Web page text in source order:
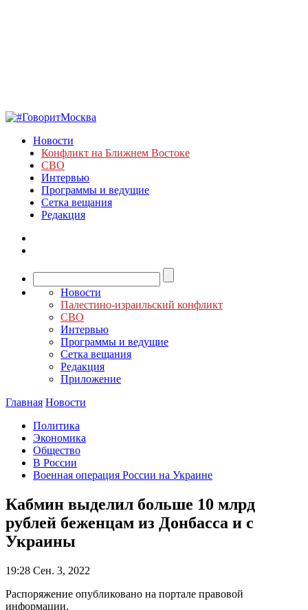
Новости
Конфликт на Ближнем Востоке
СВО
Интервью
Программы и ведущие
Сетка вещания
Редакция
Новости
Палестино-израильский конфликт
СВО
Интервью
Программы и ведущие
Сетка вещания
Редакция
Приложение
Главная Новости
Политика
Экономика
Общество
В России
Военная операция России на Украине
Кабмин выделил больше 10 млрд
рублей беженцам из Донбасса и с
Украины
19:28 Сен. 3, 2022
Распоряжение опубликовано на портале правовой
информации.